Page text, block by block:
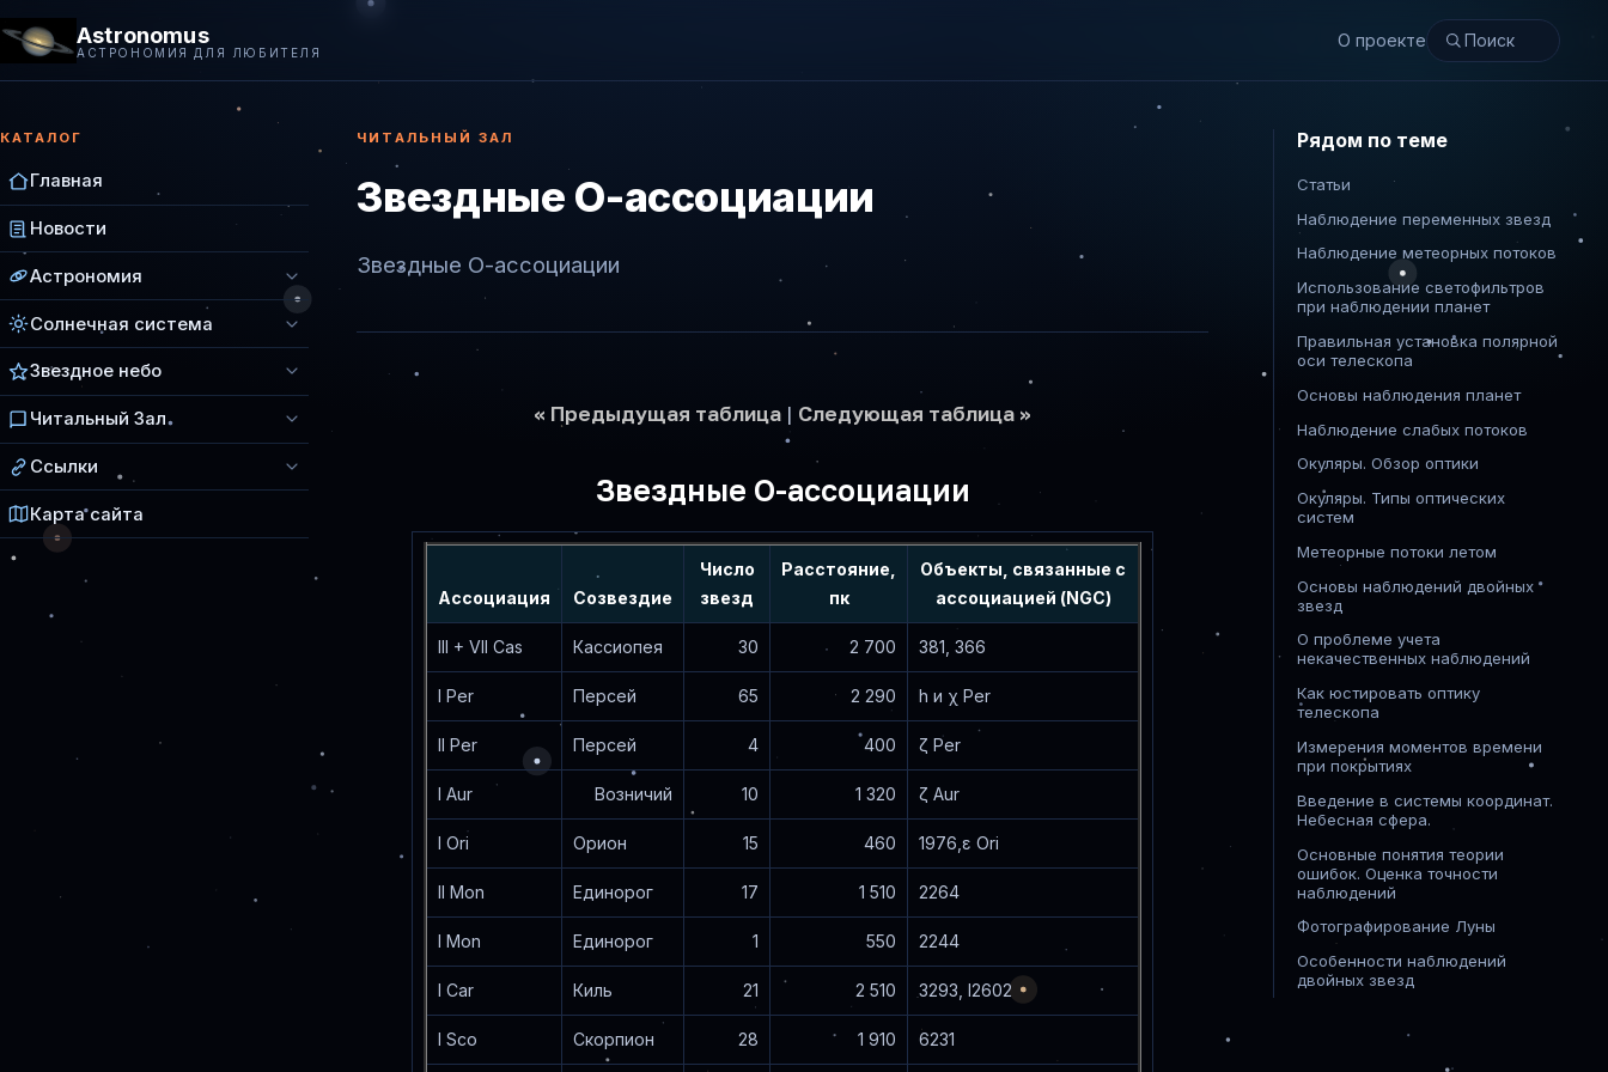
Astronomus
АСТРОНОМИЯ ДЛЯ ЛЮБИТЕЛЯ
О проекте
КАТАЛОГ
Главная
Новости
Астрономия
Солнечная система
Звездное небо
Читальный Зал
Ссылки
Карта сайта
ЧИТАЛЬНЫЙ ЗАЛ
Звездные О-ассоциации
Звездные О-ассоциации
<< Предыдущая таблица | Следующая таблица >>
Звездные О-ассоциации
Ассоциация Созвездие
Число
звезд
Расстояние,
пк
Объекты, связанные с
ассоциацией (NGC)
III + VII Cas Кассиопея 30 2 700 381, 366
I Per Персей 65 2 290 h и χ Per
II Per Персей 4 400 ζ Per
I Aur Возничий 10 1 320 ζ Aur
I Ori Орион 15 460 1976,ε Ori
II Mon Единорог 17 1 510 2264
I Mon Единорог 1 550 2244
I Car Киль 21 2 510 3293, I2602
I Sco Скорпион 28 1 910 6231
Рядом по теме
Статьи
Наблюдение переменных звезд
Наблюдение метеорных потоков
Использование светофильтров
при наблюдении планет
Правильная установка полярной
оси телескопа
Основы наблюдения планет
Наблюдение слабых потоков
Окуляры. Обзор оптики
Окуляры. Типы оптических
систем
Метеорные потоки летом
Основы наблюдений двойных
звезд
О проблеме учета
некачественных наблюдений
Как юстировать оптику
телескопа
Измерения моментов времени
при покрытиях
Введение в системы координат.
Небесная сфера.
Основные понятия теории
ошибок. Оценка точности
наблюдений
Фотографирование Луны
Особенности наблюдений
двойных звезд